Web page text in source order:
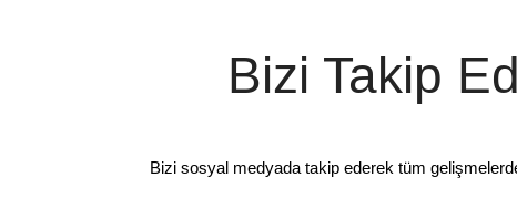
Bizi Takip
Bizi sosyal medyada takip ederek tüm